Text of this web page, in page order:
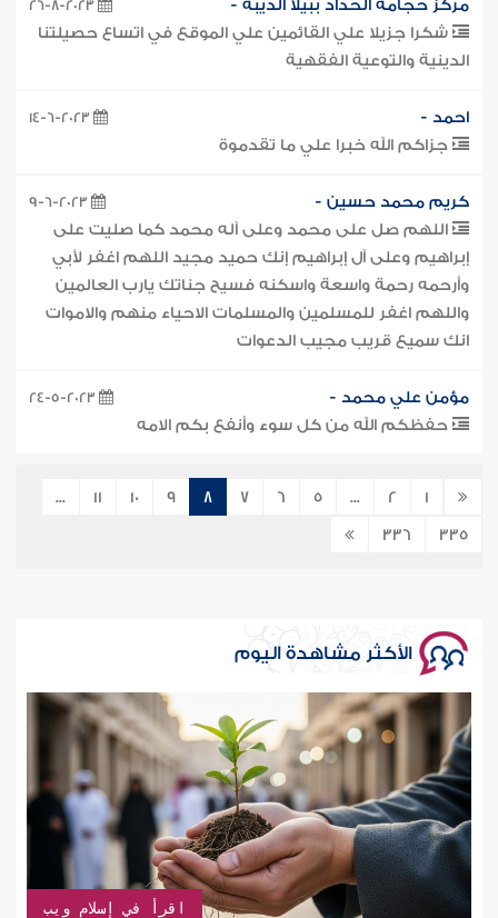
مركز حجامة الحداد ببيلا الديبة -
شكرا جزيلا علي القائمين علي الموقع في اتساع حصيلتنا
الدينية والتوعية الفقهية
احمد -
جزاكم الله خبرا علي ما تقدموة
كريم محمد حسين -
اللهم صل على محمد وعلى آله محمد كما صليت على
إبراهيم وعلى آل إبراهيم إنك حميد مجيد اللهم اغفر لأبي
وأرحمه رحمة واسعة واسكنه فسيح جناتك يارب العالمين
واللهم اغفر للمسلمين والمسلمات الاحياء منهم والاموات
انك سميع قريب مجيب الدعوات
مؤمن علي محمد -
حفظكم الله من كل سوء وأنفع بكم الامه
1
2
...
5
6
7
8
9
10
11
...
335
336
الأكثر مشاهدة اليوم
اقرأ في إسلام ويب